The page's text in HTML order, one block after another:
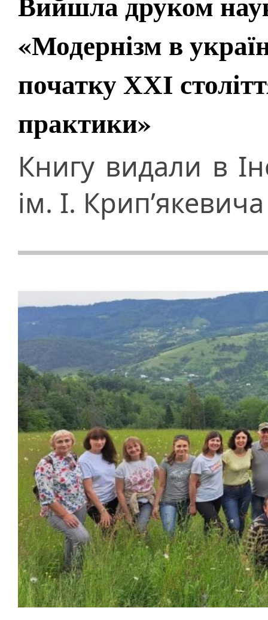
«Модернізм в
початку ХХІ
практики»
Книгу видали в
ім. І.